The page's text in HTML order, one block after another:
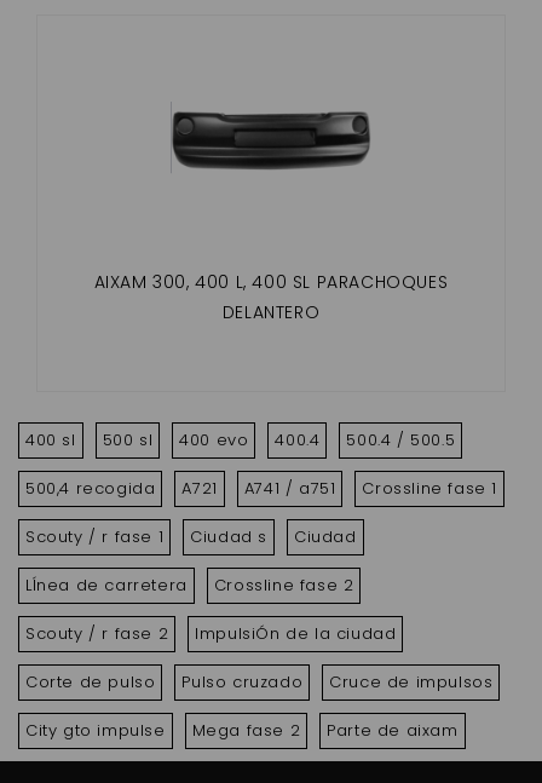
AIXAM 300, 400 L, 400 SL PARACHOQUES
DELANTERO
400 sl 500 sl 400 evo 400.4 500.4 / 500.5
500,4 recogida A721 A741 / a751 Crossline fase 1
Scouty / r fase 1 Ciudad s Ciudad
LÍnea de carretera Crossline fase 2
Scouty / r fase 2 ImpulsiÓn de la ciudad
Corte de pulso Pulso cruzado Cruce de impulsos
City gto impulse Mega fase 2 Parte de aixam